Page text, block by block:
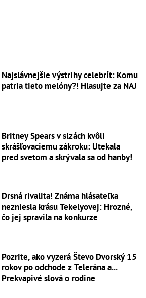
Najslávnejšie výstrihy celebrít: Komu
patria tieto melóny?! Hlasujte za NAJ
Britney Spears v slzách kvôli
skrášľovaciemu zákroku: Utekala
pred svetom a skrývala sa od hanby!
Drsná rivalita! Známa hlásateľka
nezniesla krásu Tekelyovej: Hrozné,
čo jej spravila na konkurze
Pozrite, ako vyzerá Števo Dvorský 15
rokov po odchode z Telerána a...
Prekvapivé slová o rodine